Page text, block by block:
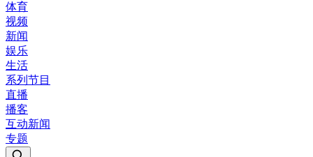
体育
视频
新闻
娱乐
生活
系列节目
直播
播客
互动新闻
专题